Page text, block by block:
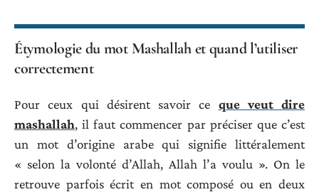
Étymologie du mot Mashallah et quand l’utiliser
correctement
Pour ceux qui désirent savoir ce que veut dire
mashallah, il faut commencer par préciser que c’est
un mot d’origine arabe qui signifie littéralement
« selon la volonté d’Allah, Allah l’a voulu ». On le
retrouve parfois écrit en mot composé ou en deux